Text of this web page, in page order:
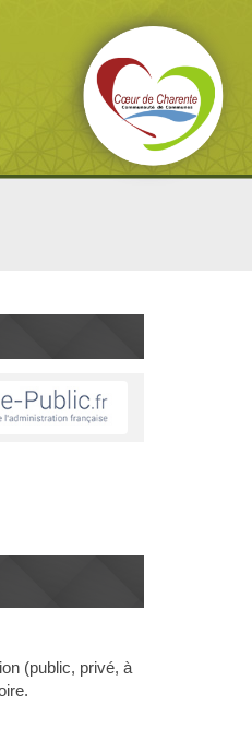
(public, privé, à